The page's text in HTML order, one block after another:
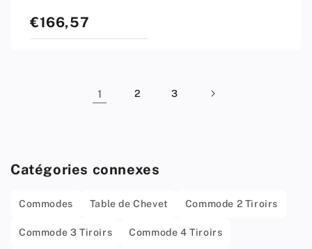
Prix
standard
€166,57
1 2 3
Catégories connexes
Commodes Table de Chevet Commode 2 Tiroirs
Commode 3 Tiroirs Commode 4 Tiroirs